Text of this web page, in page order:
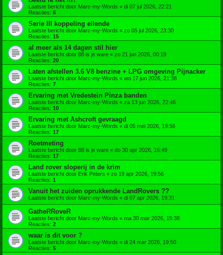
Laatste bericht door Marc-my-Words « di 07 jul 2026, 22:21
Reacties: 6
Serie III koppeling ellende
Laatste bericht door Marc-my-Words « zo 05 jul 2026, 23:30
Reacties: 15
al meer als 14 dagen stil hier
Laatste bericht door 88 is je ware « zo 21 jun 2026, 00:19
Reacties: 20
Laten afstellen 3.6 V8 benzine + LPG omgeving Pijnacker
Laatste bericht door Marc-my-Words « wo 17 jun 2026, 21:38
Reacties: 7
Ervaring met Vredestein Pinza banden
Laatste bericht door Marc-my-Words « za 13 jun 2026, 22:46
Reacties: 10
Ervaring met Ashcroft gevraagd
Laatste bericht door Marc-my-Words « di 05 mei 2026, 19:56
Reacties: 17
Roetmeting
Laatste bericht door 88 is je ware « do 30 apr 2026, 16:49
Reacties: 17
Land rover sloperij in de krim
Laatste bericht door Erik Peters « zo 19 apr 2026, 19:56
Reacties: 1
Vanuit het zuiden oprukkende LandRovers ??
Laatste bericht door Marc-my-Words « di 07 apr 2026, 19:31
GatheRRoveR
Laatste bericht door Marc-my-Words « ma 30 mar 2026, 15:38
Reacties: 2
waar is dit voor ?
Laatste bericht door Marc-my-Words « di 24 mar 2026, 19:50
Reacties: 5